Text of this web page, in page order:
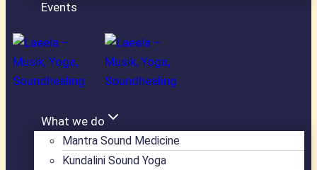
Events
What we do
Mantra Sound Medicine
Kundalini Sound Yoga